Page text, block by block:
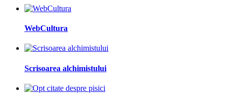
WebCultura
Scrisoarea alchimistului